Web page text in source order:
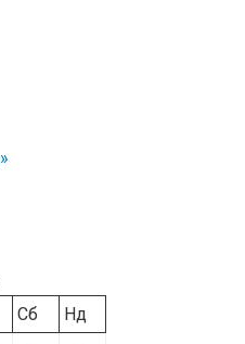
Сб Нд